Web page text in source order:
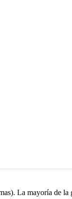
La mayoría de la